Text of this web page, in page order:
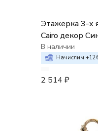
Этажерка 3-х
Cairo декор
полоски
В наличии
Начислим +
2 514 ₽